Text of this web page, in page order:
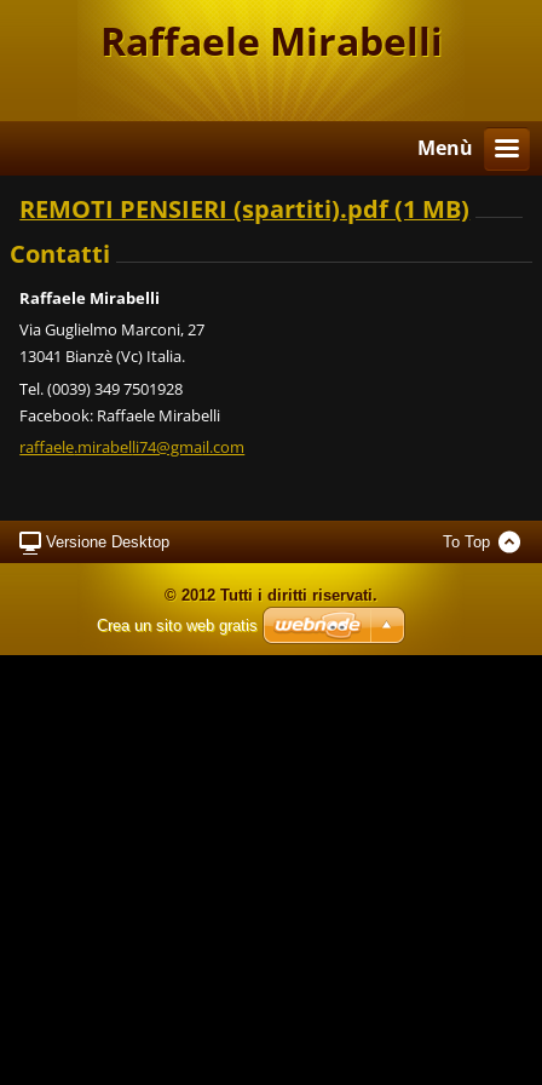
Raffaele Mirabelli
Menù
REMOTI PENSIERI (spartiti).pdf (1 MB)
Contatti
Raffaele Mirabelli
Via Guglielmo Marconi, 27
13041 Bianzè (Vc) Italia.
Tel. (0039) 349 7501928
Facebook: Raffaele Mirabelli
raffaele.mirabelli74@gmail.com
Versione Desktop To Top
© 2012 Tutti i diritti riservati.
Crea un sito web gratis